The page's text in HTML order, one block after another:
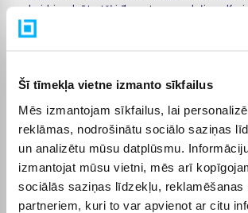
Šī tīmekļa vietne izmanto sīkfailus
Mēs izmantojam sīkfailus, lai
reklāmas, nodrošinātu sociālo saziņas
un analizētu mūsu datplūsmu.
izmantojat mūsu vietni, mēs arī
sociālās saziņas līdzekļu, reklamēšanas
partneriem, kuri to var apvienot ar citu
skaidri redzēt atšķirības starp modeļiem.
filtri palīdz sašaurināt kategorijas Monitoru
ražotāja, cenas, īpašībām vai citiem
Atverot konkrētās preces lapu, atradīsiet
informāciju par tehniskajiem datiem, piegādes
apmaksas veidiem un pirkuma nosacījumiem,
pieņemt būs vieglāk.
Lielākas vērtības pirkumiem BIGBOX.LV
pa daļām – par pirkumu iespējams
maksājumos. Tas ļauj ērtāk plānot izdevumus
piemērotu apmaksas veidu. Pasūtījumi tiek